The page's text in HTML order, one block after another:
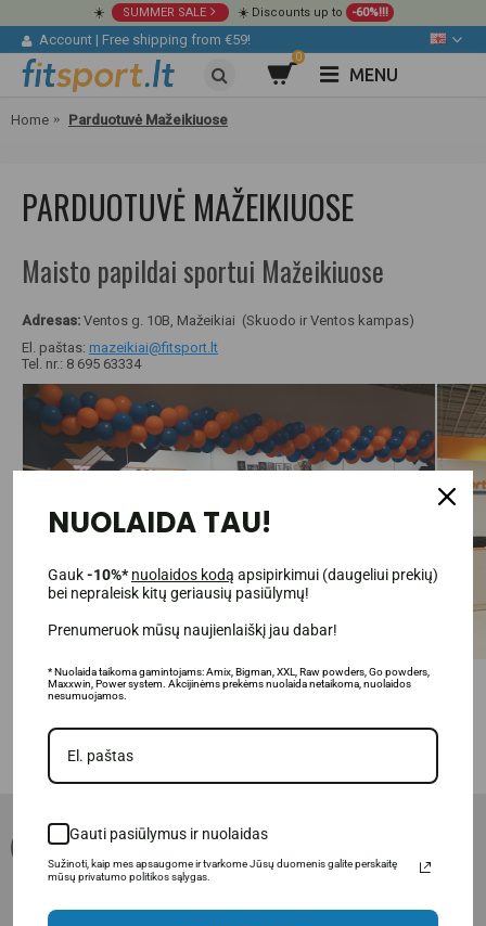
☀️ SUMMER SALE ☀️ Discounts up to -60%!!!
Account | Free shipping from €59!
0
MENU
Home Parduotuvė Mažeikiuose
PARDUOTUVĖ MAŽEIKIUOSE
Maisto papildai sportui Mažeikiuose
Adresas: Ventos g. 10B, Mažeikiai (Skuodo ir Ventos kampas)
El. paštas: mazeikiai@fitsport.lt
Tel. nr.: 8 695 63334
Laukiame Jūsų atvykstant!
Ventos g. 10B, Mažeikiai (Skuodo ir Ventos kampas)
Purchase rules
NUOLAIDA TAU!
Gauk-10%* nuolaidos kodą apsipirkimui (daugeliui prekių)
bei nepraleisk kitų geriausių pasiūlymų!
Prenumeruok mūsų naujienlaiškį jau dabar!
* Nuolaida taikoma gamintojams: Amix, Bigman, XXL, Raw powders, Go powders,
Maxxwin, Power system. Akcijinėms prekėms nuolaida netaikoma, nuolaidos
nesumuojamos.
Gauti pasiūlymus ir nuolaidas
Sužinoti, kaip mes apsaugome ir tvarkome Jūsų duomenis galite perskaitę
mūsų privatumo politikos sąlygas.